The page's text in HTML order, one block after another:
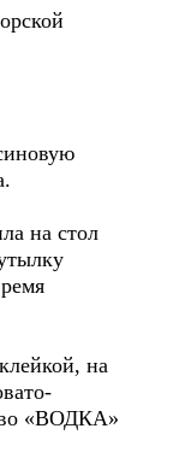
на стол
на
«ВОДКА»